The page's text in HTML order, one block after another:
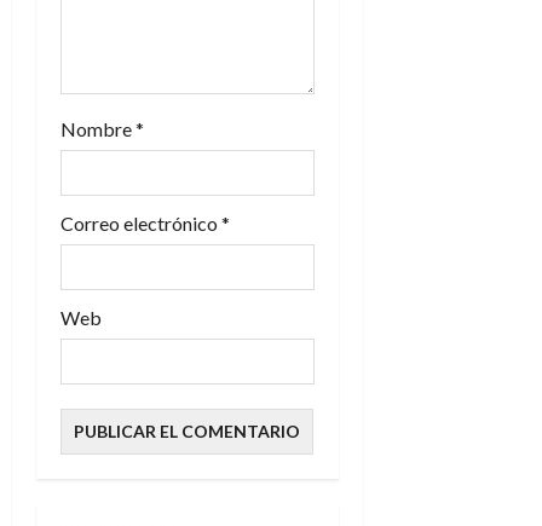
r
d
s
Nombre*
Correo electrónico *
Web